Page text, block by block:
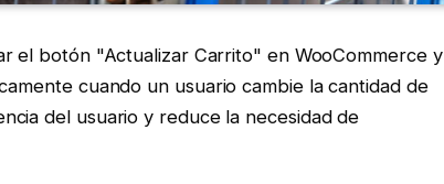
el botón "Actualizar Carrito" en WooCommerce y
cuando un usuario cambie la cantidad de
del usuario y reduce la necesidad de